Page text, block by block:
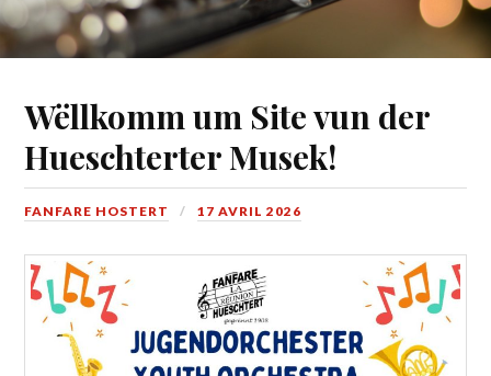
Wëllkomm um Site vun der
Hueschterter Musek!
FANFARE HOSTERT 17 AVRIL 2026